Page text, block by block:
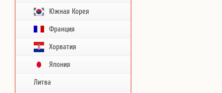
Южная Корея
Франция
Хорватия
Япония
Литва